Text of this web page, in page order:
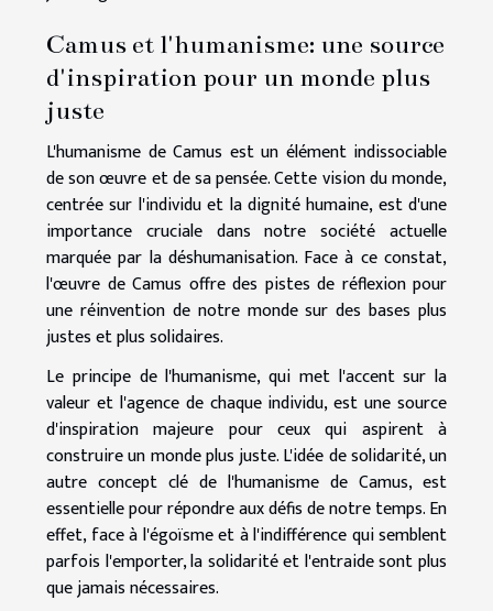
Camus et l'humanisme: une source
d'inspiration pour un monde plus
juste
L'humanisme de Camus est un élément indissociable
de son œuvre et de sa pensée. Cette vision du monde,
centrée sur l'individu et la dignité humaine, est d'une
importance cruciale dans notre société actuelle
marquée par la déshumanisation. Face à ce constat,
l'œuvre de Camus offre des pistes de réflexion pour
une réinvention de notre monde sur des bases plus
justes et plus solidaires.
Le principe de l'humanisme, qui met l'accent sur la
valeur et l'agence de chaque individu, est une source
d'inspiration majeure pour ceux qui aspirent à
construire un monde plus juste. L'idée de solidarité, un
autre concept clé de l'humanisme de Camus, est
essentielle pour répondre aux défis de notre temps. En
effet, face à l'égoïsme et à l'indifférence qui semblent
parfois l'emporter, la solidarité et l'entraide sont plus
que jamais nécessaires.